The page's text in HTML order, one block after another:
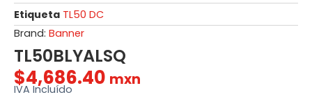
Etiqueta TL50 DC
Brand: Banner
TL50BLYALSQ
$4,686.40 mxn
IVA Incluído